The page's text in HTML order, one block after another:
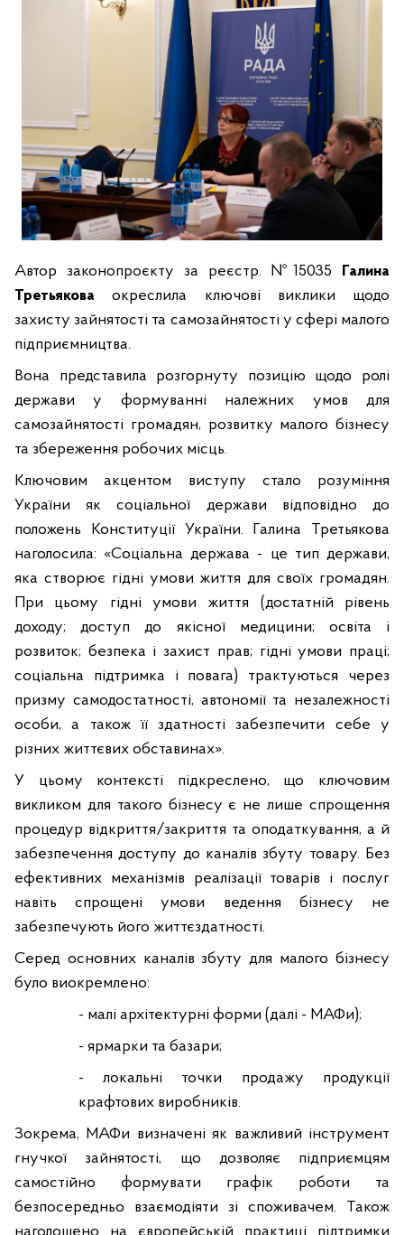
Автор законопроєкту за реєстр. №15035 Галина
Третьякова окреслила ключові виклики щодо
захисту зайнятості та самозайнятості у сфері малого
підприємництва.
Вона представила розгорнуту позицію щодо ролі
держави у формуванні належних умов для
самозайнятості громадян, розвитку малого бізнесу
та збереження робочих місць.
Ключовим акцентом виступу стало розуміння
України як соціальної держави відповідно до
положень Конституції України. Галина Третьякова
наголосила: «Соціальна держава - це тип держави,
яка створює гідні умови життя для своїх громадян.
При цьому гідні умови життя (достатній рівень
доходу; доступ до якісної медицини; освіта і
розвиток; безпека і захист прав; гідні умови праці;
соціальна підтримка і повага) трактуються через
призму самодостатності, автономії та незалежності
особи, а також її здатності забезпечити себе у
різних життєвих обставинах».
У цьому контексті підкреслено, що ключовим
викликом для такого бізнесу є не лише спрощення
процедур відкриття/закриття та оподаткування, а й
забезпечення доступу до каналів збуту товару. Без
ефективних механізмів реалізації товарів і послуг
навіть спрощені умови ведення бізнесу не
забезпечують його життєздатності.
Серед основних каналів збуту для малого бізнесу
було виокремлено:
- малі архітектурні форми (далі - МАФи);
- ярмарки та базари;
- локальні точки продажу продукції
крафтових виробників.
Зокрема, МАФи визначені як важливий інструмент
гнучкої зайнятості, що дозволяє підприємцям
самостійно формувати графік роботи та
безпосередньо взаємодіяти зі споживачем. Також